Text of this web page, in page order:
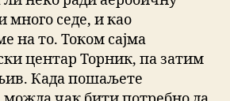
много седе, и као
на то. Током сајма
центар Торник, па затим
Када пошаљете